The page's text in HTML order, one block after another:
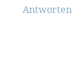
Antworten